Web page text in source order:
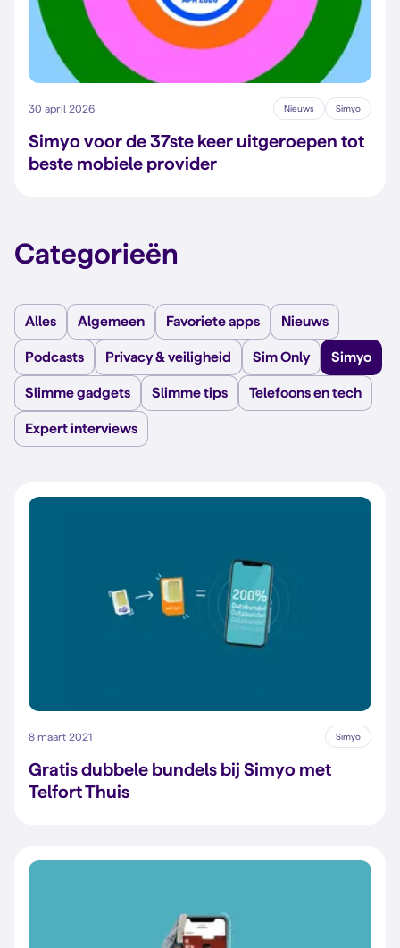
30 april 2026 Nieuws Simyo
Simyo voor de 37ste keer uitgeroepen tot
beste mobiele provider
Categorieën
Alles Algemeen Favoriete apps Nieuws
Podcasts Privacy & veiligheid Sim Only Simyo
Slimme gadgets Slimme tips Telefoons en tech
Expert interviews
8 maart 2021 Simyo
Gratis dubbele bundels bij Simyo met
Telfort Thuis